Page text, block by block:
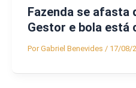
Fazenda se afasta
Gestor e bola está
PorGabriel Benevides / 17/08/